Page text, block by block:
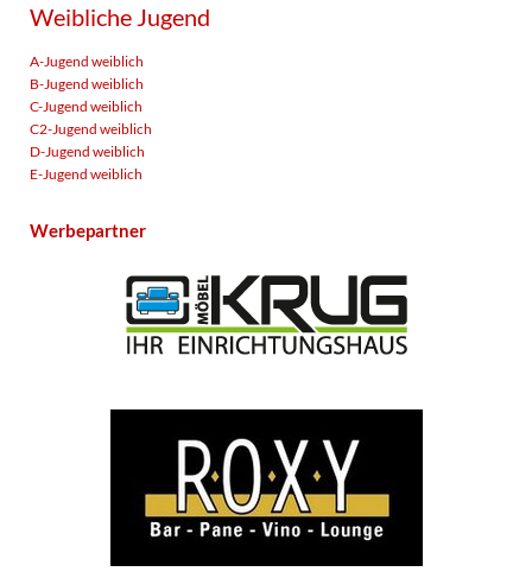
Weibliche Jugend
A-Jugend weiblich
B-Jugend weiblich
C-Jugend weiblich
C2-Jugend weiblich
D-Jugend weiblich
E-Jugend weiblich
Werbepartner